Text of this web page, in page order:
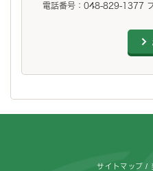
電話番号：048-829-1377
サイトマップ